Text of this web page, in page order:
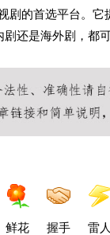
剧的首选平台。
还是海外剧，都
鲜花 握手 雷